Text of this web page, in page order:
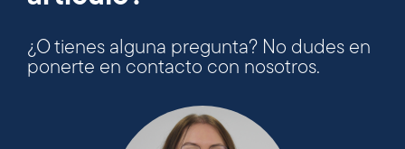
¿O tienes alguna pregunta? No dudes en
ponerte en contacto con nosotros.